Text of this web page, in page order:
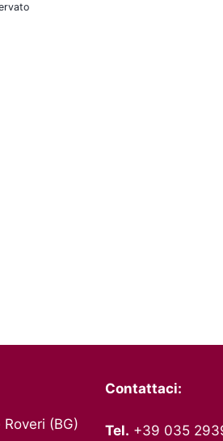
(BG)
Contattaci:
Tel. +39 035